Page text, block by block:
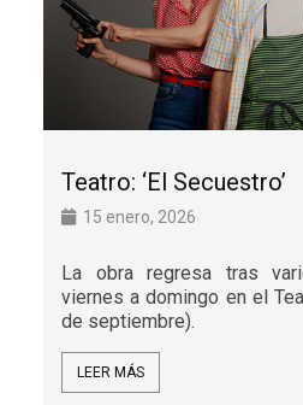
Teatro: ‘El Secuestro’
15 enero, 2026
La obra regresa tras
viernes a domingo en el
de septiembre).
LEER MÁS